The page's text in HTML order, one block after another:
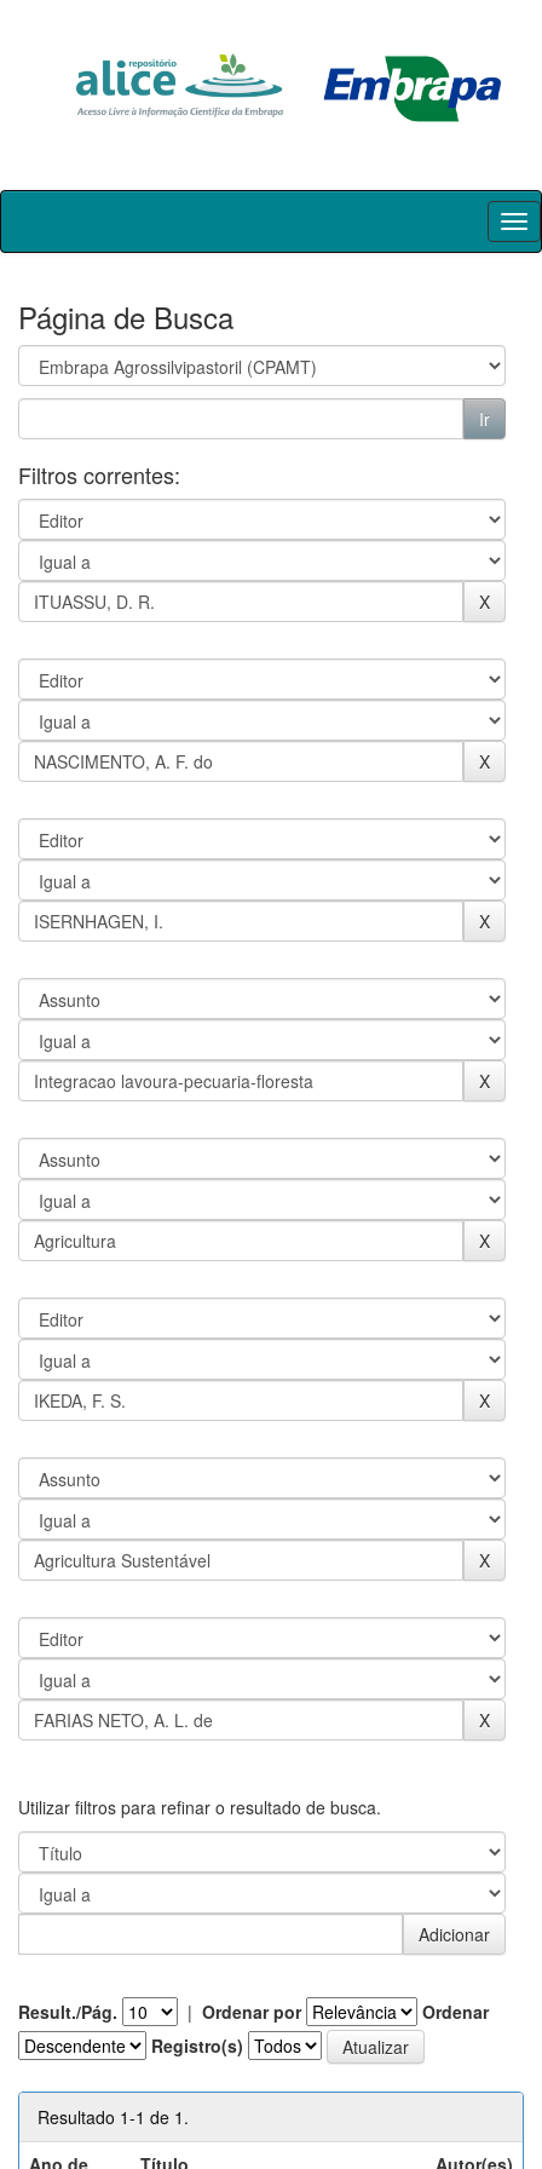
Skip
Página de Busca
Filtros correntes:
Utilizar filtros para refinar o resultado de busca.
Result./Pág. | Ordenar por
Ordenar
Registro(s)
Resultado 1-1 de 1.
Ano de
Título Autor(es)